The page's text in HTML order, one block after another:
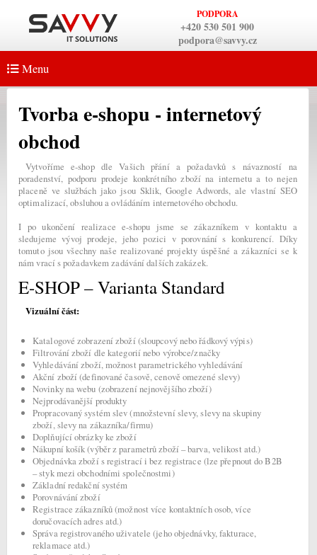
PODPORA
+420 530 501 900
podpora@savvy.cz
Menu
Tvorba e-shopu - internetový
obchod
Vytvoříme e-shop dle Vašich přání a požadavků s návazností na
poradenství, podporu prodeje konkrétního zboží na internetu a to nejen
placeně ve službách jako jsou Sklik, Google Adwords, ale vlastní SEO
optimalizací, obsluhou a ovládáním internetového obchodu.
I po ukončení realizace e-shopu jsme se zákazníkem v kontaktu a
sledujeme vývoj prodeje, jeho pozici v porovnání s konkurencí. Díky
tomuto jsou všechny naše realizované projekty úspěšné a zákazníci se k
nám vrací s požadavkem zadávání dalších zakázek.
E-SHOP – Varianta Standard
Vizuální část:
Katalogové zobrazení zboží (sloupcový nebo řádkový výpis)
Filtrování zboží dle kategorií nebo výrobce/značky
Vyhledávání zboží, možnost parametrického vyhledávání
Akční zboží (definované časově, cenově omezené slevy)
Novinky na webu (zobrazení nejnovějšího zboží)
Nejprodávanější produkty
Propracovaný systém slev (množstevní slevy, slevy na skupiny
zboží, slevy na zákazníka/firmu)
Doplňující obrázky ke zboží
Nákupní košík (výběr z parametrů zboží – barva, velikost atd.)
Objednávka zboží s registrací i bez registrace (lze přepnout do B2B
– styk mezi obchodními společnostmi)
Základní redakční systém
Porovnávání zboží
Registrace zákazníků (možnost více kontaktních osob, více
doručovacích adres atd.)
Správa registrovaného uživatele (jeho objednávky, fakturace,
reklamace atd.)